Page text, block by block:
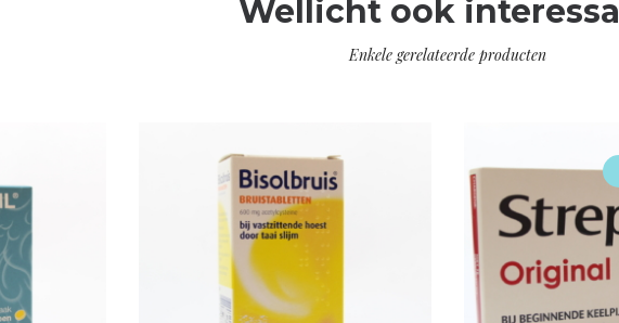
Wellicht ook
Enkele gerelateerde producten